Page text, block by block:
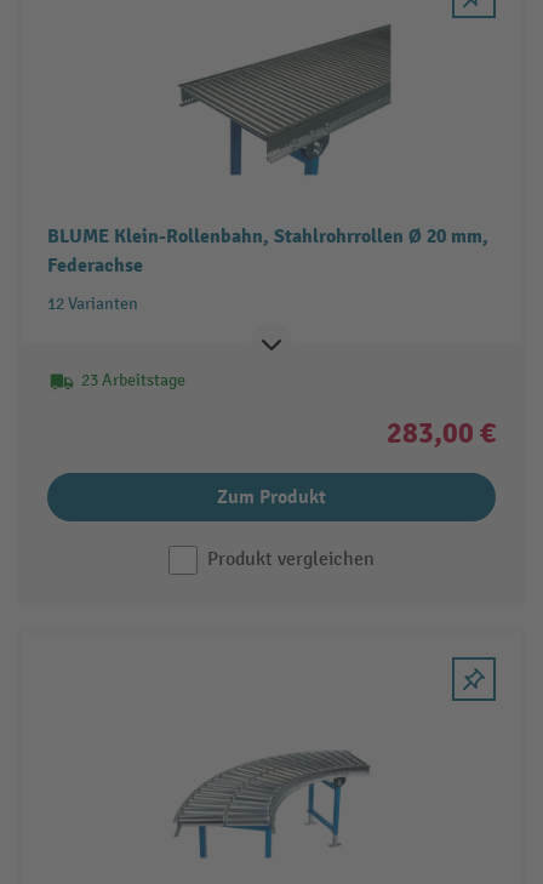
BLUME Klein-Rollenbahn, Stahlrohrrollen Ø 20 mm,
Federachse
12 Varianten
23 Arbeitstage
283,00 €
Zum Produkt
Produkt vergleichen